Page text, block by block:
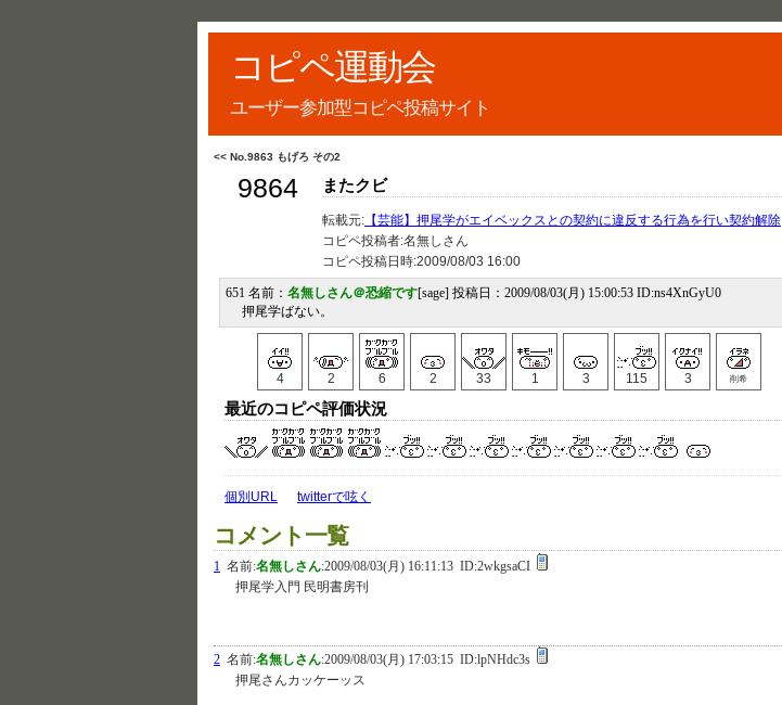
コピペ運動会
ユーザー参加型コピペ投稿サイト
<< No.9863 もげろ その2
9864 またクビ
転載元: 【芸能】押尾学がエイベックスとの契約に違反する行為を行い契約解除
コピペ投稿者:名無しさん
コピペ投稿日時:2009/08/03 16:00
651 名前： 名無しさん＠恐縮です[sage] 投稿日：2009/08/03(月) 15:00:53 ID:ns4XnGyU0
押尾学ばない。
4 2 6 2 33 1 3 115 3 削希
最近のコピペ評価状況
個別URL twitterで呟く
コメント一覧
1 名前:名無しさん:2009/08/03(月) 16:11:13 ID:2wkgsaCI
押尾学入門 民明書房刊
2 名前:名無しさん:2009/08/03(月) 17:03:15 ID:lpNHdc3s
押尾さんカッケーッス